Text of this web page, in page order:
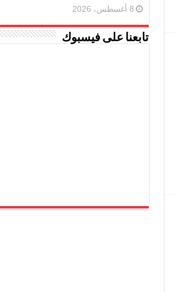
8 أغسطس، 2026
تابعنا على فيسبوك